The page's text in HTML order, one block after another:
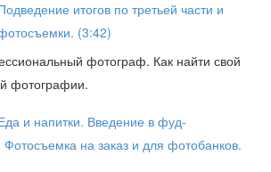
итогов по третьей части и
(3:42)
фотограф. Как найти свой
фотографии.
и напитки. Введение в фуд-
на заказ и для фотобанков.